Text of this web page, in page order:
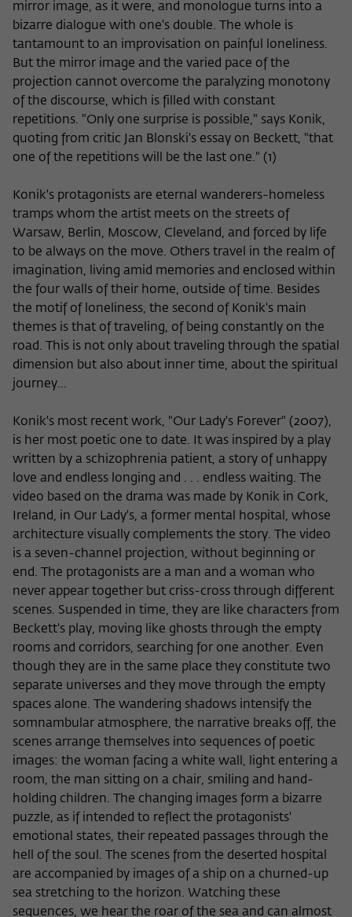
mirror image, as it were, and monologue turns into a
bizarre dialogue with one's double. The whole is
tantamount to an improvisation on painful loneliness.
But the mirror image and the varied pace of the
projection cannot overcome the paralyzing monotony
of the discourse, which is filled with constant
repetitions. "Only one surprise is possible," says Konik,
quoting from critic Jan Blonski's essay on Beckett, "that
one of the repetitions will be the last one." (1)
Konik's protagonists are eternal wanderers-homeless
tramps whom the artist meets on the streets of
Warsaw, Berlin, Moscow, Cleveland, and forced by life
to be always on the move. Others travel in the realm of
imagination, living amid memories and enclosed within
the four walls of their home, outside of time. Besides
the motif of loneliness, the second of Konik's main
themes is that of traveling, of being constantly on the
road. This is not only about traveling through the spatial
dimension but also about inner time, about the spiritual
journey...
Konik's most recent work, "Our Lady's Forever" (2007),
is her most poetic one to date. It was inspired by a play
written by a schizophrenia patient, a story of unhappy
love and endless longing and . . . endless waiting. The
video based on the drama was made by Konik in Cork,
Ireland, in Our Lady's, a former mental hospital, whose
architecture visually complements the story. The video
is a seven-channel projection, without beginning or
end. The protagonists are a man and a woman who
never appear together but criss-cross through different
scenes. Suspended in time, they are like characters from
Beckett's play, moving like ghosts through the empty
rooms and corridors, searching for one another. Even
though they are in the same place they constitute two
separate universes and they move through the empty
spaces alone. The wandering shadows intensify the
somnambular atmosphere, the narrative breaks off, the
scenes arrange themselves into sequences of poetic
images: the woman facing a white wall, light entering a
room, the man sitting on a chair, smiling and hand-
holding children. The changing images form a bizarre
puzzle, as if intended to reflect the protagonists'
emotional states, their repeated passages through the
hell of the soul. The scenes from the deserted hospital
are accompanied by images of a ship on a churned-up
sea stretching to the horizon. Watching these
sequences, we hear the roar of the sea and can almost